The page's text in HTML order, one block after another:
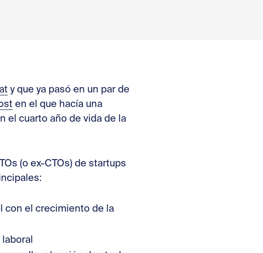
y que ya pasó en un par de
en el que hacía una
el cuarto año de vida de la
(o ex-CTOs) de startups
con el crecimiento de la